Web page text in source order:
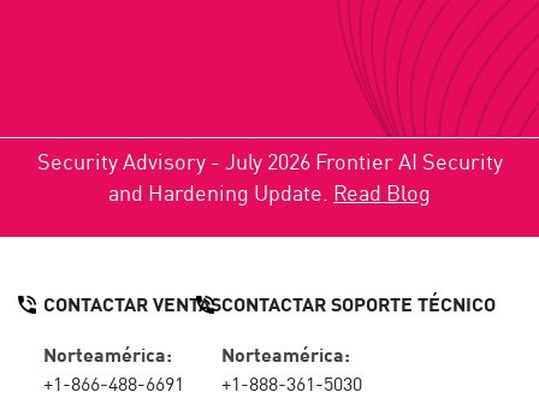
Security Advisory - July 2026 Frontier AI Security
and Hardening Update. Read Blog
CONTACTAR VENTAS
Norteamérica:
+1-866-488-6691
CONTACTAR SOPORTE TÉCNICO
Norteamérica:
+1-888-361-5030